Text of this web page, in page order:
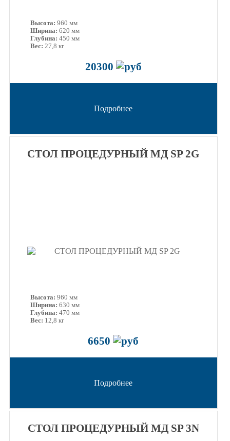
Высота: 960 мм
Ширина: 620 мм
Глубина: 450 мм
Вес: 27,8 кг
20300
Подробнее
СТОЛ ПРОЦЕДУРНЫЙ МД SP 2G
Высота: 960 мм
Ширина: 630 мм
Глубина: 470 мм
Вес: 12,8 кг
6650
Подробнее
СТОЛ ПРОЦЕДУРНЫЙ МД SP 3N